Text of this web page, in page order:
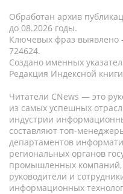
Обработан архив
до 08.2026 годы.
Ключевых фраз выявлено
724624.
Создано именных
Редакция Индексной
Читатели CNews — это
из самых успешных
индустрии
составляют топ-
департаментов
региональных органов
промышленных компаний,
руководители и
информационных